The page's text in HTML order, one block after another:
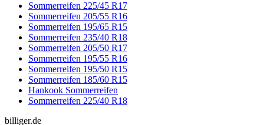
Sommerreifen 225/45 R17
Sommerreifen 205/55 R16
Sommerreifen 195/65 R15
Sommerreifen 235/40 R18
Sommerreifen 205/50 R17
Sommerreifen 195/55 R16
Sommerreifen 195/50 R15
Sommerreifen 185/60 R15
Hankook Sommerreifen
Sommerreifen 225/40 R18
billiger.de